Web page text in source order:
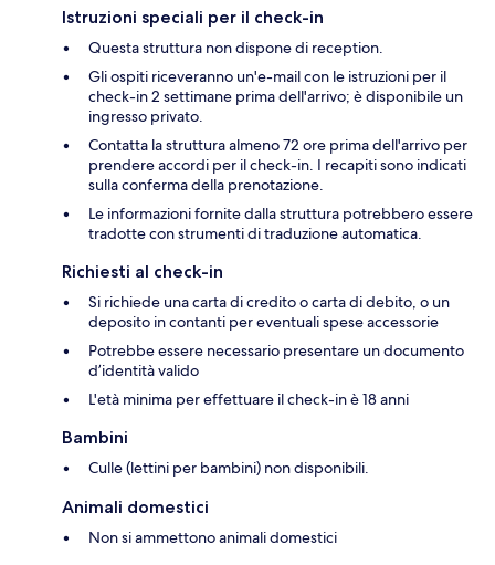
Istruzioni speciali per il check-in
Questa struttura non dispone di reception.
Gli ospiti riceveranno un'e-mail con le istruzioni per il
check-in 2 settimane prima dell'arrivo; è disponibile un
ingresso privato.
Contatta la struttura almeno 72 ore prima dell'arrivo per
prendere accordi per il check-in. I recapiti sono indicati
sulla conferma della prenotazione.
Le informazioni fornite dalla struttura potrebbero essere
tradotte con strumenti di traduzione automatica.
Richiesti al check-in
Si richiede una carta di credito o carta di debito, o un
deposito in contanti per eventuali spese accessorie
Potrebbe essere necessario presentare un documento
d’identità valido
L'età minima per effettuare il check-in è 18 anni
Bambini
Culle (lettini per bambini) non disponibili.
Animali domestici
Non si ammettono animali domestici